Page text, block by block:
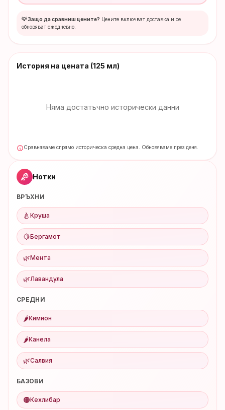
💡 Защо да сравниш цените? Цените включват доставка и се
обновяват ежедневно.
История на цената (125 мл)
Няма достатъчно исторически данни
Сравняваме спрямо историческа средна цена. Обновяваме през деня.
Нотки
ВРЪХНИ
🍐 Круша
🍋Бергамот
🌿Мента
🌿Лавандула
СРЕДНИ
🌶️Кимион
🌶️Канела
🌿Салвия
БАЗОВИ
🟠Кехлибар